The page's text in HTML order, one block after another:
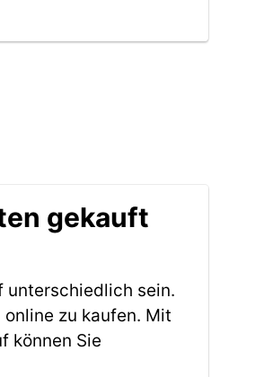
gekauft
unterschiedlich sein.
zu kaufen. Mit
können Sie